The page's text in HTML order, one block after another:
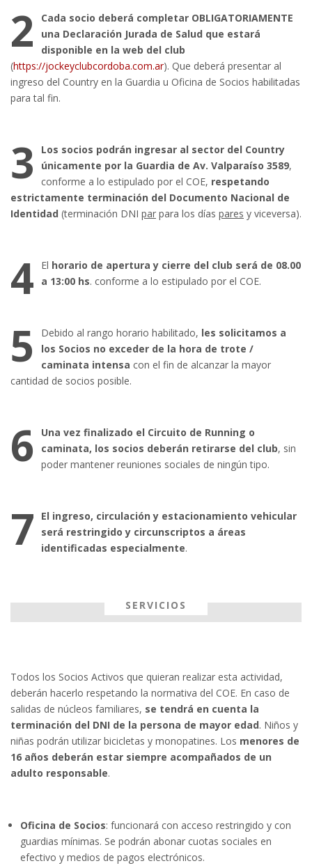
2
Cada socio deberá completar OBLIGATORIAMENTE
una Declaración Jurada de Salud que estará
disponible en la web del club
(https://jockeyclubcordoba.com.ar). Que deberá presentar al
ingreso del Country en la Guardia u Oficina de Socios habilitadas
para tal fin.
3
Los socios podrán ingresar al sector del Country
únicamente por la Guardia de Av. Valparaíso 3589,
conforme a lo estipulado por el COE, respetando
estrictamente terminación del Documento Nacional de
Identidad (terminación DNI par para los días pares y viceversa).
4 El horario de apertura y cierre del club será de 08.00
a 13:00 hs. conforme a lo estipulado por el COE.
5 Debido al rango horario habilitado, les solicitamos a
los Socios no exceder de la hora de trote /
caminata intensa con el fin de alcanzar la mayor
cantidad de socios posible.
6
Una vez finalizado el Circuito de Running o
caminata, los socios deberán retirarse del club, sin
poder mantener reuniones sociales de ningún tipo.
7
El ingreso, circulación y estacionamiento vehicular
será restringido y circunscriptos a áreas
identificadas especialmente.
SERVICIOS
Todos los Socios Activos que quieran realizar esta actividad,
deberán hacerlo respetando la normativa del COE. En caso de
salidas de núcleos familiares, se tendrá en cuenta la
terminación del DNI de la persona de mayor edad. Niños y
niñas podrán utilizar bicicletas y monopatines. Los menores de
16 años deberán estar siempre acompañados de un
adulto responsable.
Oficina de Socios: funcionará con acceso restringido y con
guardias mínimas. Se podrán abonar cuotas sociales en
efectivo y medios de pagos electrónicos.